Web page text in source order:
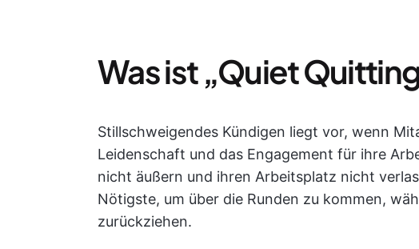
Was ist „Quiet
Stillschweigendes Kündigen liegt vor, wenn
Leidenschaft und das Engagement für ihre
nicht äußern und ihren Arbeitsplatz nicht
Nötigste, um über die Runden zu kommen,
zurückziehen.